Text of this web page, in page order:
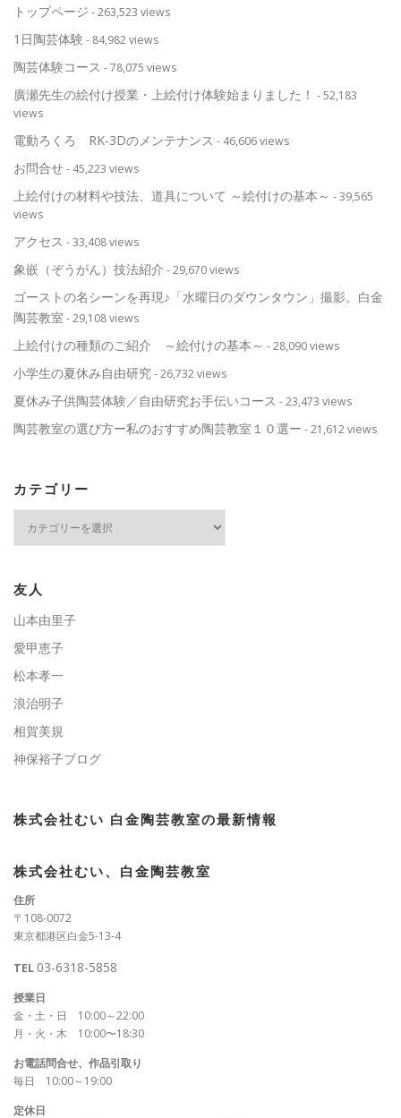
トップページ - 263,523 views
1日陶芸体験 - 84,982 views
陶芸体験コース - 78,075 views
廣瀬先生の絵付け授業・上絵付け体験始まりました！ - 52,183
views
電動ろくろ RK-3Dのメンテナンス - 46,606 views
お問合せ- 45,223 views
上絵付けの材料や技法、道具について ～絵付けの基本～ - 39,565
views
アクセス - 33,408 views
象嵌（ぞうがん）技法紹介 - 29,670 views
ゴーストの名シーンを再現♪「水曜日のダウンタウン」撮影。白金
陶芸教室 - 29,108 views
上絵付けの種類のご紹介 ～絵付けの基本～ - 28,090 views
小学生の夏休み自由研究- 26,732 views
夏休み子供陶芸体験／自由研究お手伝いコース - 23,473 views
陶芸教室の選び方ー私のおすすめ陶芸教室１０選ー - 21,612 views
カテゴリー
ー
友人
山本由里子
愛甲恵子
松本孝一
浪治明子
相賀美規
神保裕子ブログ
株式会社むい 白金陶芸教室の最新情報
株式会社むい、白金陶芸教室
住所
〒108-0072
東京都港区白金5-13-4
TEL 03-6318-5858
授業日
金・土・日 10:00～22:00
月・火・木 10:00〜18:30
お電話問合せ、作品引取り
毎日 10:00～19:00
定休日